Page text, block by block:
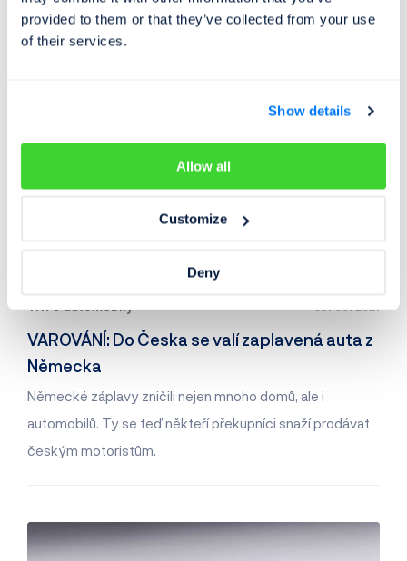
provided to them or that they’ve collected from your use
of their services.
Show details
Allow all
Customize
Deny
Trh s automobily 03. 09. 2021
VAROVÁNÍ: Do Česka se valí zaplavená auta z
Německa
Německé záplavy zničili nejen mnoho domů, ale i
automobilů. Ty se teď někteří překupníci snaží prodávat
českým motoristům.